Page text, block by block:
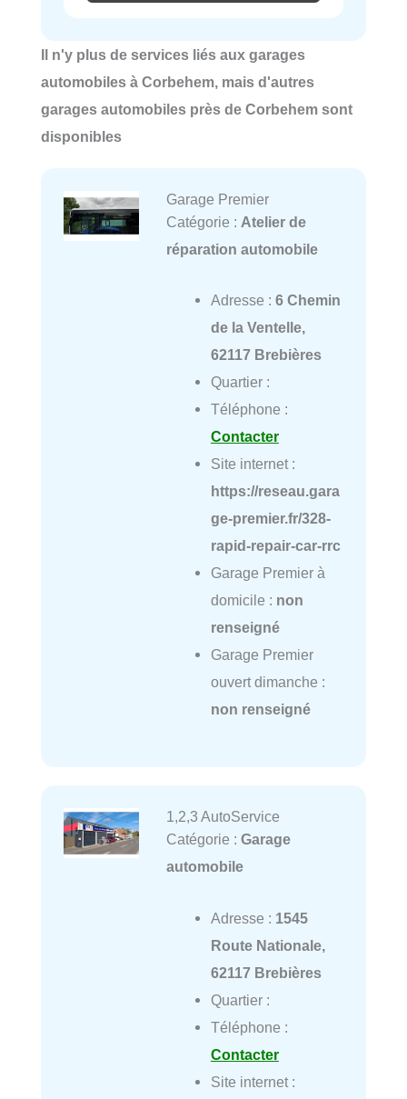
Il n'y plus de services liés aux garages
automobiles à Corbehem, mais d'autres
garages automobiles près de Corbehem sont
disponibles
Garage Premier
Catégorie : Atelier de
réparation automobile
Adresse : 6 Chemin
de la Ventelle,
62117 Brebières
Quartier :
Téléphone :
Contacter
Site internet :
https://reseau.gara
ge-premier.fr/328-
rapid-repair-car-rrc
Garage Premier à
domicile : non
renseigné
Garage Premier
ouvert dimanche :
non renseigné
1,2,3 AutoService
Catégorie : Garage
automobile
Adresse : 1545
Route Nationale,
62117 Brebières
Quartier :
Téléphone :
Contacter
Site internet :